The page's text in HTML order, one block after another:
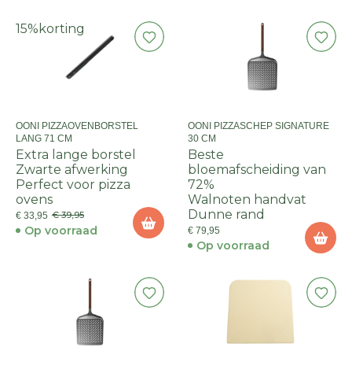
15% korting
OONI PIZZAOVENBORSTEL
LANG 71 CM
Extra lange borstel
Zwarte afwerking
Perfect voor pizza
ovens
€ 33,95 € 39,95
Op voorraad
OONI PIZZASCHEP SIGNATURE
30 CM
Beste
bloemafscheiding van
72%
Walnoten handvat
Dunne rand
€ 79,95
Op voorraad